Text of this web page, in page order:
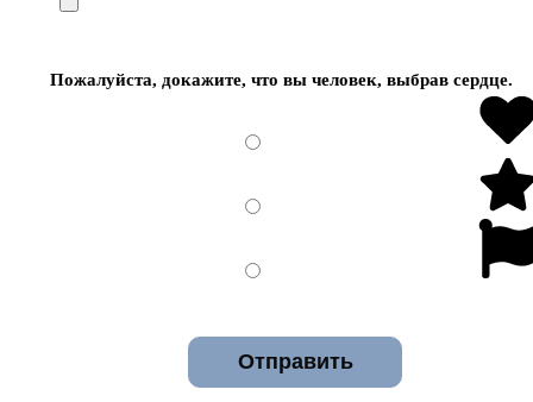
Пожалуйста, докажите, что вы человек, выбравсердце.